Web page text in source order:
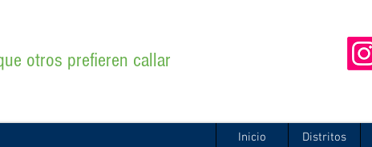
otros prefieren callar
Inicio Distritos